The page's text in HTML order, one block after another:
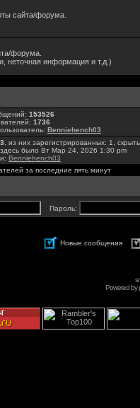
сайта/форума.
форума.
неточная информация и т.д.)
153526
1736
Benniehench03
, из них зарегистрированных: 1,
было Вт Мар 24, 2026 1:30 pm
Benniehench03
за последние пять минут
Пароль:
Новые сообщения
Powered by